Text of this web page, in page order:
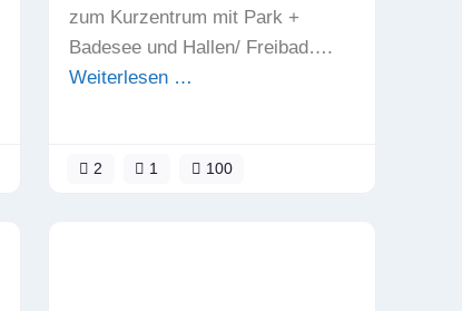
zum Kurzentrum mit Park +
Badesee und Hallen/ Freibad….
Weiterlesen …
2 1 100